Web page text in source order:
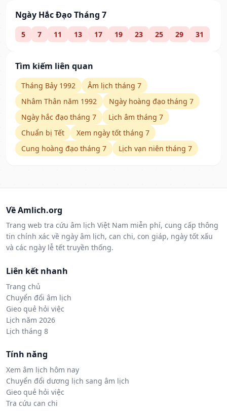
Ngày Hắc Đạo Tháng 7
5 7 11 13 17 19 23 25 29 31
Tìm kiếm liên quan
Tháng Bảy 1992
Âm lịch tháng 7
Nhâm Thân năm 1992
Ngày hoàng đạo tháng 7
Ngày hắc đạo tháng 7
Lịch âm tháng 7
Chuẩn bị Tết
Xem ngày tốt tháng 7
Cung hoàng đạo tháng 7
Lịch vạn niên tháng 7
Về Amlich.org
Trang web tra cứu âm lịch Việt Nam miễn phí, cung cấp thông
tin chính xác về ngày âm lịch, can chi, con giáp, ngày tốt xấu
và các ngày lễ tết truyền thống.
Liên kết nhanh
Trang chủ
Chuyển đổi âm lịch
Gieo quẻ hỏi việc
Lịch năm 2026
Lịch tháng 8
Tính năng
Xem âm lịch hôm nay
Chuyển đổi dương lịch sang âm lịch
Gieo quẻ hỏi việc
Tra cứu can chi